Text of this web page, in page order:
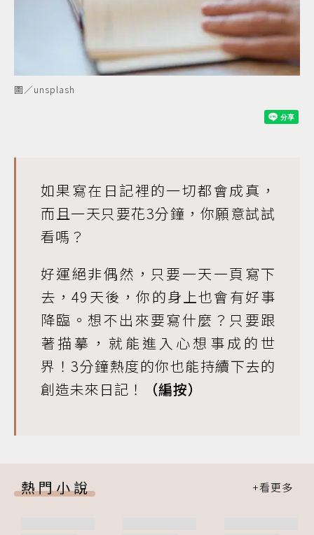
圖／unsplash
如果寫在日記裡的一切都會成真，
而且一天只要花3分鐘，你願意試試
看嗎？
好運絕非偶然，只要一天一頁寫下
去，49天後，你的身上也會有好事
降臨。想不出來要寫什麼？只要跟
著描摹，就能進入心想事成的世
界！3分鐘熱度的你也能持續下去的
創造未來日記！
（編按）
熱門小說